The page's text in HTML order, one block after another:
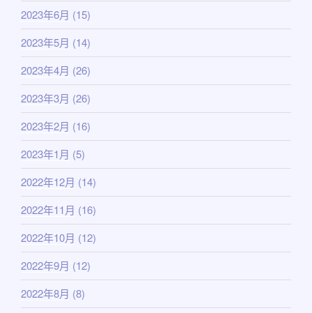
2023年6月 (15)
2023年5月 (14)
2023年4月 (26)
2023年3月 (26)
2023年2月 (16)
2023年1月 (5)
2022年12月 (14)
2022年11月 (16)
2022年10月 (12)
2022年9月 (12)
2022年8月 (8)